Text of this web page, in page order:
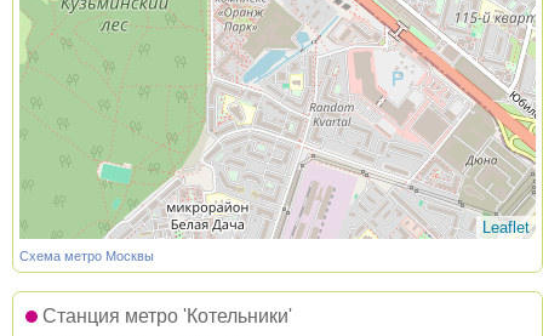
Leaflet
Схема метро Москвы
Станция метро 'Котельники'